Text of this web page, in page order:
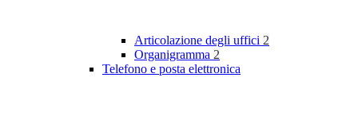
Articolazione degli uffici 2
Organigramma 2
Telefono e posta elettronica